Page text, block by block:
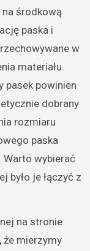
na środkową
paska i
w
materiału.
pasek powinien
dobrany
rozmiaru
paska
Warto wybierać
było je łączyć z
na stronie
że mierzymy